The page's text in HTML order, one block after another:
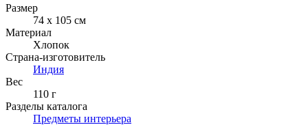
Размер
74 х 105 см
Материал
Хлопок
Страна-изготовитель
Индия
Вес
110 г
Разделы каталога
Предметы интерьера